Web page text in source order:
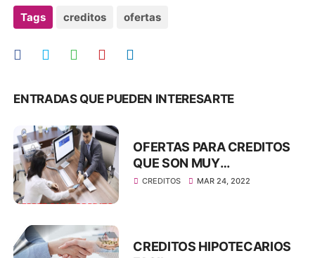
Tags creditos ofertas
ENTRADAS QUE PUEDEN INTERESARTE
OFERTAS PARA CREDITOS
QUE SON MUY
IMPORTANTES
CREDITOS MAR 24, 2022
CREDITOS HIPOTECARIOS